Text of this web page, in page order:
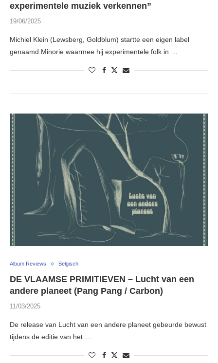
experimentele muziek verkennen”
19/06/2025
Michiel Klein (Lewsberg, Goldblum) startte een eigen label
genaamd Minorie waarmee hij experimentele folk in …
Album Reviews Belgisch
DE VLAAMSE PRIMITIEVEN – Lucht van een
andere planeet (Pang Pang / Carbon)
11/03/2025
De release van Lucht van een andere planeet gebeurde bewust
tijdens de editie van het …